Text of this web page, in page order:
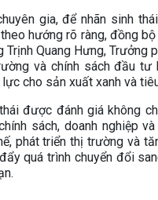
gia, để nhãn sinh
hướng rõ ràng, đồng
Trịnh Quang Hưng, Trưởng
và chính sách đầu
cho sản xuất xanh và
được đánh giá không
sách, doanh nghiệp
phát triển thị trường và
quá trình chuyển đổi